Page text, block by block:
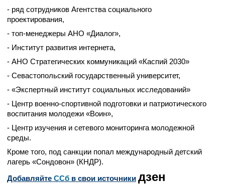
- ряд сотрудников Агентства социального
проектирования,
- топ-менеджеры АНО «Диалог»,
- Институт развития интернета,
- АНО Стратегических коммуникаций «Каспий 2030»
- Севастопольский государственный университет,
- «Экспертный институт социальных исследований»
- Центр военно-спортивной подготовки и патриотического
воспитания молодежи «Воин»,
- Центр изучения и сетевого мониторинга молодежной
среды.
Кроме того, под санкции попал международный детский
лагерь «Сондовон» (КНДР).
Добавляйте CСб в свои источники дзен